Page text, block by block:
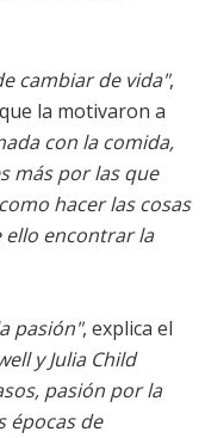
cambiar de vida",
la motivaron a
con la comida,
más por las que
hacer las cosas
ello encontrar la
pasión", explica el
y Julia Child
pasión por la
épocas de